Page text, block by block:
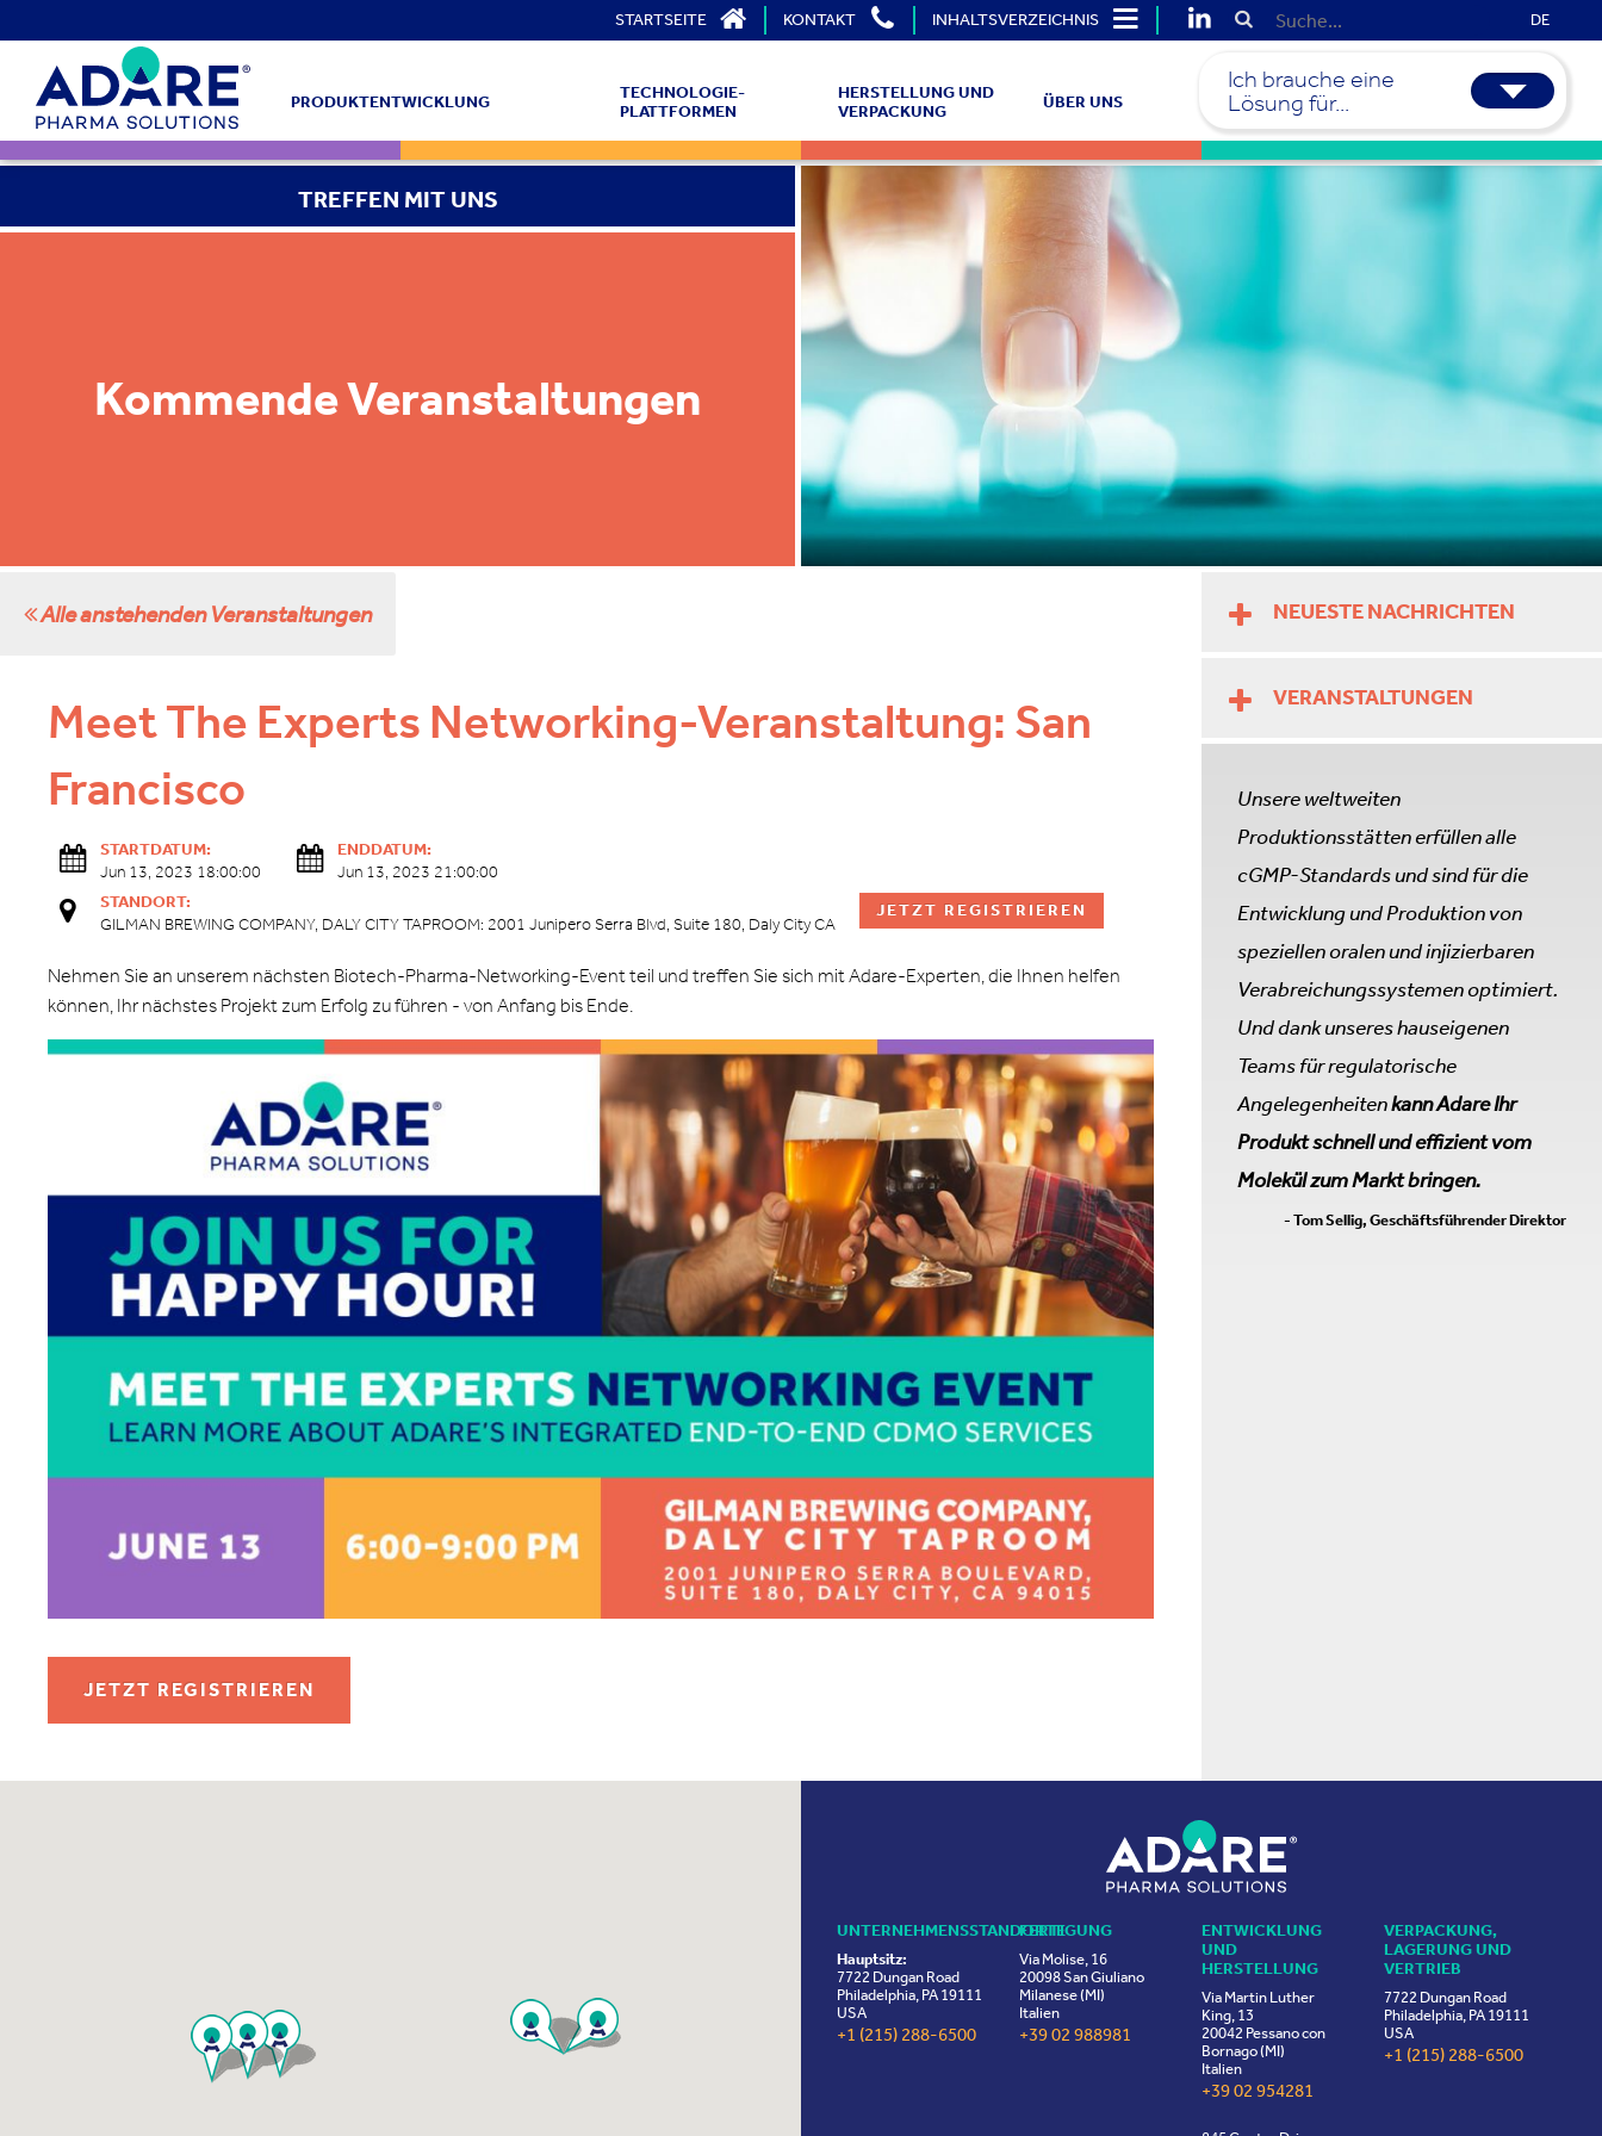
STARTSEITE KONTAKT INHALTSVERZEICHNIS DE
PRODUKTENTWICKLUNG
TECHNOLOGIE-
PLATTFORMEN
HERSTELLUNG UND
VERPACKUNG
ÜBER UNS
Ich brauche eine
Lösung für...
TREFFEN MIT UNS
Kommende Veranstaltungen
Alle anstehenden Veranstaltungen
Meet The Experts Networking-Veranstaltung: San
Francisco
STARTDATUM:
Jun 13, 2023 18:00:00
ENDDATUM:
Jun 13, 2023 21:00:00
STANDORT:
GILMAN BREWING COMPANY, DALY CITY TAPROOM: 2001 Junipero Serra Blvd, Suite 180, Daly City CA
JETZT REGISTRIEREN
Nehmen Sie an unserem nächsten Biotech-Pharma-Networking-Event teil und treffen Sie sich mit Adare-Experten, die Ihnen helfen
können, Ihr nächstes Projekt zum Erfolg zu führen - von Anfang bis Ende.
JETZT REGISTRIEREN
NEUESTE NACHRICHTEN
VERANSTALTUNGEN
Unsere weltweiten
Produktionsstätten erfüllen alle
cGMP-Standards und sind für die
Entwicklung und Produktion von
speziellen oralen und injizierbaren
Verabreichungssystemen optimiert.
Und dank unseres hauseigenen
Teams für regulatorische
Angelegenheitenkann Adare Ihr
Produkt schnell und effizient vom
Molekül zum Markt bringen.
- Tom Sellig, Geschäftsführender Direktor
UNTERNEHMENSSTANDORTE
Hauptsitz:
7722 Dungan Road
Philadelphia, PA 19111
USA
+1 (215) 288-6500
FERTIGUNG
Via Molise, 16
20098 San Giuliano
Milanese (MI)
Italien
+39 02 988981
ENTWICKLUNG
UND
HERSTELLUNG
Via Martin Luther
King, 13
20042 Pessano con
Bornago (MI)
Italien
+39 02 954281
VERPACKUNG,
LAGERUNG UND
VERTRIEB
7722 Dungan Road
Philadelphia, PA 19111
USA
+1 (215) 288-6500